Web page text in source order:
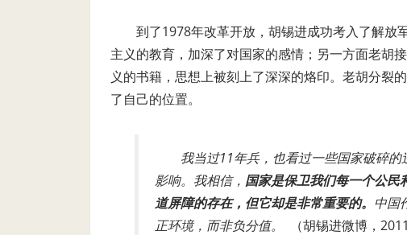
到了1978年改革开放，胡锡进成功考入了解放
主义的教育，加深了对国家的感情；另一方面老胡
义的书籍，思想上被刻上了深深的烙印。老胡分
了自己的位置。
我当过11年兵，也看过一些国家破碎的
影响。我相信， 国家是保卫我们每一个公民
道屏障的存在，但它却是非常重要的。 中国
正环境，而非负分值。
（胡锡进微博， 2011